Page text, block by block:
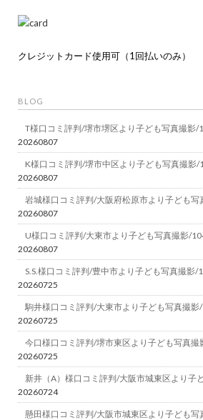
クレジットカード使用可（1回払いのみ）
BLOG
T様口コミ評判/堺市堺区より子ども写真撮影/
20260807
K様口コミ評判/堺市中区より子ども写真撮影/
20260807
岩城様口コミ評判/大阪府松原市より子ども
20260807
U様口コミ評判/大東市より子ども写真撮影/
20260807
S.S.様口コミ評判/豊中市より子ども写真撮影/
20260725
駒井様口コミ評判/大東市より子ども写真撮影
20260725
今口様口コミ評判/堺市東区より子ども写真撮
20260725
新井（A）様口コミ評判/大阪市城東区より子
20260724
懸田様口コミ評判/大阪市城東区より子ども